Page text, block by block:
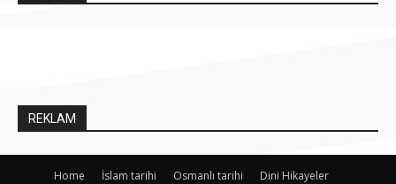
REKLAM
Home İslam tarihi Osmanlı tarihi
Dini Hikayeler